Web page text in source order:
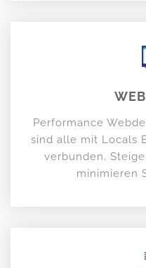
Performance
sind alle mit Locals
verbunden.
minimieren